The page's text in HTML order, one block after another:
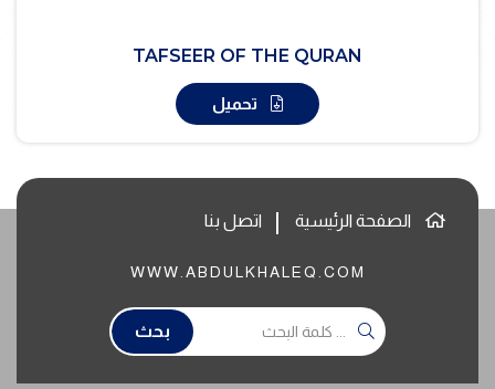
TAFSEER OF THE QURAN
تحميل
الصفحة الرئيسية اتصل بنا
WWW.ABDULKHALEQ.COM
بحث